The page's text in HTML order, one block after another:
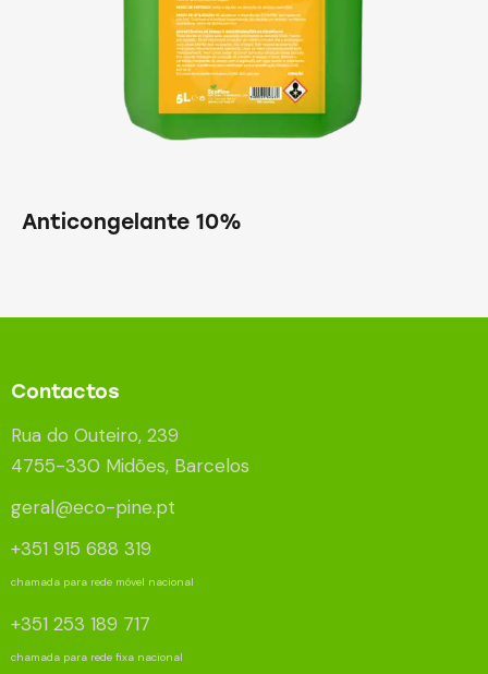
Anticongelante 10%
Contactos
Rua do Outeiro, 239
4755-330 Midões, Barcelos
geral@eco-pine.pt
+351 915 688 319
chamada para rede móvel nacional
+351 253 189 717
chamada para rede fixa nacional